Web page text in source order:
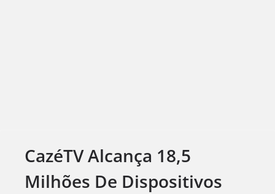
CazéTV Alcança 18,5
Milhões De Dispositivos